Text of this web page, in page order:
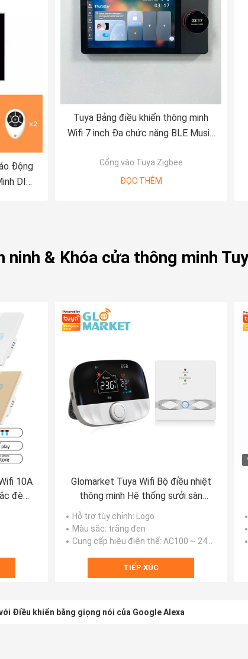
Động
DIY
Tuya Bảng điều khiển thông minh
Wifi 7 inch Đa chức năng BLE Music
Cổng vào Tuya Zigbee
ĐỌC THÊM
& Khóa cửa thông minh
10A
đèn
xa
Glomarket Tuya Wifi Bộ điều nhiệt
thông minh Hệ thống sưởi sàn
điện Bộ điều nhiệt 433mhz có thể
lập trình
Hỗ trợ tùy chỉnh: Logo
Màu sắc: trắng đen
Cung cấp hiệu điện thế: AC100 ~ 240V; 50 / 60Hz
TIẾP XÚC
Điều khiển bằng giọng nói của Google Alexa